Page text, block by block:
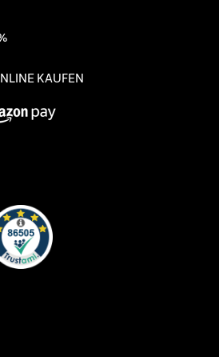
KAUFEN